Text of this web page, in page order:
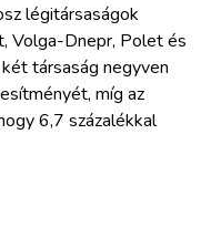
légitársaságok
Volga-Dnepr, Polet és
társaság negyven
míg az
6,7 százalékkal